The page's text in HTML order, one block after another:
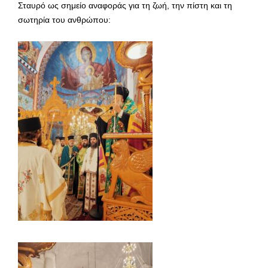
Σταυρό ως σημείο αναφοράς για τη ζωή, την πίστη και τη
σωτηρία του ανθρώπου: